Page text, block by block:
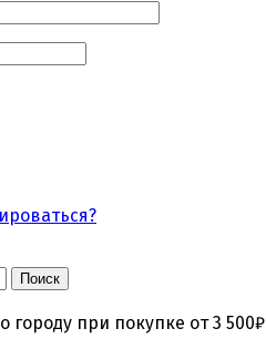
Поиск
городу при покупке от 3 500₽